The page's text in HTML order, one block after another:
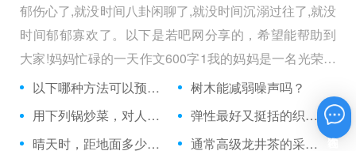
郁伤心了,就没时间八卦闲聊了,就没时间沉溺过往了,就没
时间郁郁寡欢了。以下是若吧网分享的，希望能帮助到
大家!妈妈忙碌的一天作文600字1我的妈妈是一名光荣的
人民警察，她总有做不完的事情。
以下哪种方法可以预防龋齿？
树木能减弱噪声吗？
用下列锅炒菜，对人体健康更有益的是：
弹性最好又挺括的织品是哪一种？
晴天时，距地面多少公里以上的天是一片漆黑？
通常高级龙井茶的采制时间多在何时之前？